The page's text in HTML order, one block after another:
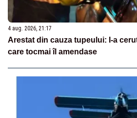
4 aug. 2026, 21:17
Arestat din cauza tupeului: I-a
care tocmai îl amendase